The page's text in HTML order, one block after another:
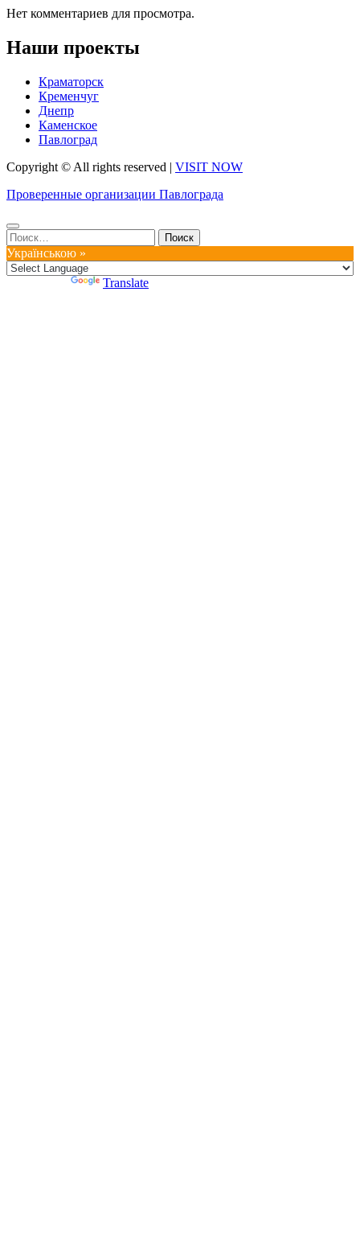
Нет комментариев для просмотра.
Наши проекты
Краматорск
Кременчуг
Днепр
Каменское
Павлоград
Copyright © All rights reserved | VISIT NOW
Проверенные организации Павлограда
Найти:
Українською »
Translate